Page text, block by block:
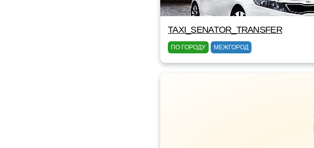
TAXI_SENATOR_TRANSFER
ПО ГОРОДУ МЕЖГОРОД